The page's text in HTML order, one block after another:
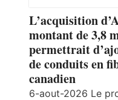
L’acquisition
montant de 3,8
permettrait
de conduits en
canadien
6-aout-2026 Le